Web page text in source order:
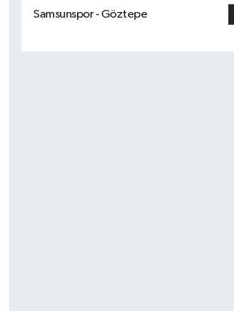
Samsunspor - Göztepe